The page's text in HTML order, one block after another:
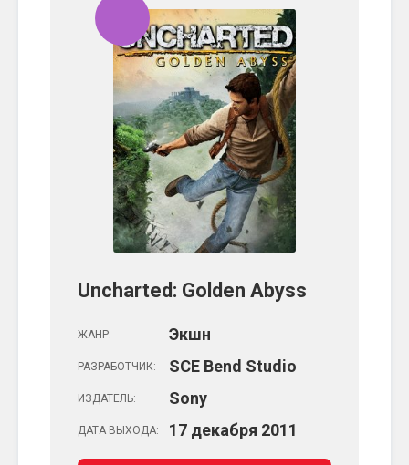
Uncharted: Golden Abyss
ЖАНР: Экшн
РАЗРАБОТЧИК: SCE Bend Studio
ИЗДАТЕЛЬ: Sony
ДАТА ВЫХОДА: 17 декабря 2011